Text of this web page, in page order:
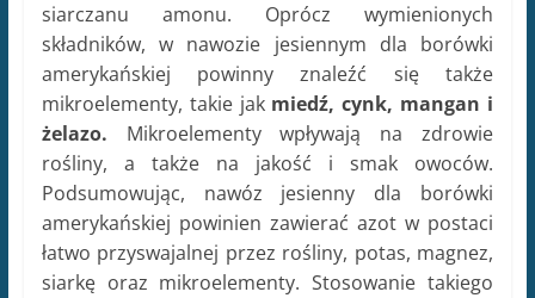
siarczanu amonu. Oprócz wymienionych
składników, w nawozie jesiennym dla borówki
amerykańskiej powinny znaleźć się także
mikroelementy, takie jakmiedź, cynk, mangan i
żelazo. Mikroelementy wpływają na zdrowie
rośliny, a także na jakość i smak owoców.
Podsumowując, nawóz jesienny dla borówki
amerykańskiej powinien zawierać azot w postaci
łatwo przyswajalnej przez rośliny, potas, magnez,
siarkę oraz mikroelementy. Stosowanie takiego